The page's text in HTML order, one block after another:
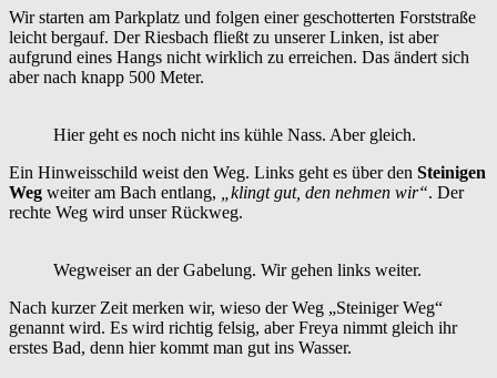
Wir starten am Parkplatz und folgen einer geschotterten Forststraße
leicht bergauf. Der Riesbach fließt zu unserer Linken, ist aber
aufgrund eines Hangs nicht wirklich zu erreichen. Das ändert sich
aber nach knapp 500 Meter.
Hier geht es noch nicht ins kühle Nass. Aber gleich.
Ein Hinweisschild weist den Weg. Links geht es über den Steinigen
Weg weiter am Bach entlang, „klingt gut, den nehmen wir“. Der
rechte Weg wird unser Rückweg.
Wegweiser an der Gabelung. Wir gehen links weiter.
Nach kurzer Zeit merken wir, wieso der Weg „Steiniger Weg“
genannt wird. Es wird richtig felsig, aber Freya nimmt gleich ihr
erstes Bad, denn hier kommt man gut ins Wasser.